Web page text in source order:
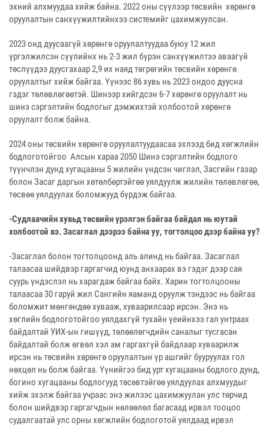
эхний алхмуудаа хийж байна. 2022 оны сүүлээр төсвийн хөрөнгө
оруулалтын санхүүжилтийнхээ системийг цахимжуулсан.
2023 онд дуусаагүй хөрөнгө оруулалтуудаа буюу 12 жил
үргэлжилсэн сүүлийнх нь 2-3 жил бүрэн санхүүжилтээ аваагүй
төслүүдээ дуусгахаар 2,9 их наяд төгрөгийн төсвийн хөрөнгө
оруулалтыг хийж байгаа. Үүнээс 86 хувь нь 2023 ондоо дуусна
гэдэг төлөвлөгөөтэй. Шинээр хийгдсэн 6-7 хөрөнгө оруулалт нь
шинэ сэргэлтийн бодлогыг дэмжихтэй холбоотой хөрөнгө
оруулалт болж байна.
2024 оны төсвийн хөрөнгө оруулалтуудаасаа эхлээд бид хөгжлийн
бодлоготойгоо Алсын хараа 2050 Шинэ сэргэлтийн бодлого
түүнчлэн дунд хугацааны 5 жилийн үндсэн чиглэл, Засгийн газар
болон Засаг даргын хөтөлбөртэйгөө уялдуулж жилийн төлөвлөгөө,
төсвөө уялдуулах боломжууд бүрдэж байгаа.
-Судлаачийн хувьд төсвийн үрэлгэн байгаа байдал нь юутай
холбоотой вэ. Засаглал дээрээ байна уу, тогтолцоо дээр байна уу?
-Засаглал болон тогтолцоонд аль алинд нь байгаа. Засаглал
талаасаа шийдвэр гаргагчид юунд анхаарах вэ гэдэг дээр сая
суурь үндэслэл нь харагдаж байгаа байх. Харин тогтолцооны
талаасаа 30 гаруй жил Сангийн яаманд оруулж тэндээс нь байгаа
боломжит мөнгөндөө хувааж, хуваарилсаар ирсэн. Энэ нь
хөглийн бодлоготойгоо уялдахгүй тухайн үеийнхээ гал унтраах
байдалтай УИХ-ын гишүүд, төлөөлөгчдийн саналыг тусгасан
байдалтай болж өгвөл хэл ам гаргахгүй байдлаар хуваарилж
ирсэн нь төсвийн хөрөнгө оруулалтын үр ашгийг бууруулах гол
нөхцөл нь болж байгаа. Үүнийгээ бид урт хугацааны бодлого дунд,
богино хугацааны бодлогууд төсөвтэйгөө уялдуулах алхмуудыг
хийж эхэлж байгаа учраас энэ жилээс цахимжуулан улс төрчид
болон шийдвэр гаргагчдын нөлөөлөл багасаад ирвэл тооцоо
судалгаатай улс орны хөгжлийн бодлоготой уялдаад ирвэл